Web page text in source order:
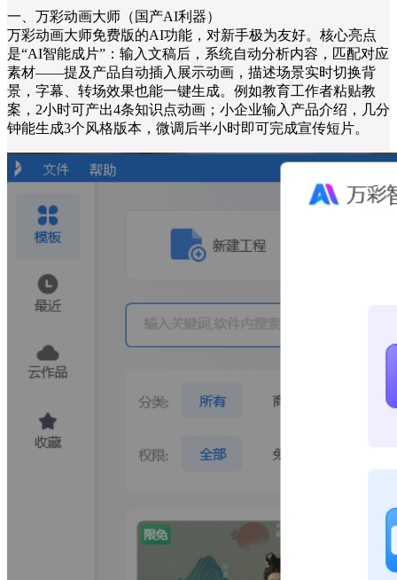
一、万彩动画大师（国产AI利器）
万彩动画大师免费版的AI功能，对新手极为友好。核心亮点
是“AI智能成片”：输入文稿后，系统自动分析内容，匹配对应
素材——提及产品自动插入展示动画，描述场景实时切换背
景，字幕、转场效果也能一键生成。例如教育工作者粘贴教
案，2小时可产出4条知识点动画；小企业输入产品介绍，几分
钟能生成3个风格版本，微调后半小时即可完成宣传短片。